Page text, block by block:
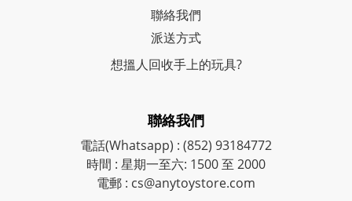
聯絡我們
派送方式
想搵人回收手上的玩具?
聯絡我們
電話(Whatsapp) : (852) 93184772
時間 : 星期一至六: 1500 至 2000
電郵 : cs@anytoystore.com